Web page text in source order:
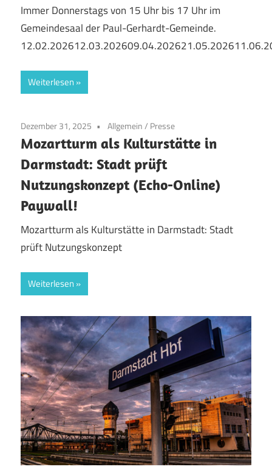
Immer Donnerstags von 15 Uhr bis 17 Uhr im
Gemeindesaal der Paul-Gerhardt-Gemeinde.
Weiterlesen
Dezember 31, 2025 Allgemein/ Presse
Mozartturm als Kulturstätte in
Darmstadt: Stadt prüft
Nutzungskonzept (Echo-Online)
Paywall!
Mozartturm als Kulturstätte in Darmstadt: Stadt
prüft Nutzungskonzept
Weiterlesen